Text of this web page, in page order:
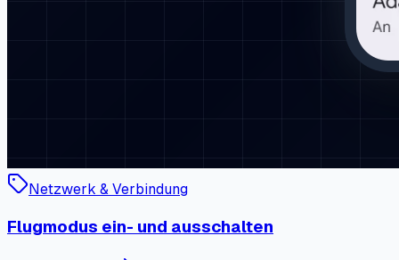
Netzwerk & Verbindung
Flugmodus ein- und ausschalten